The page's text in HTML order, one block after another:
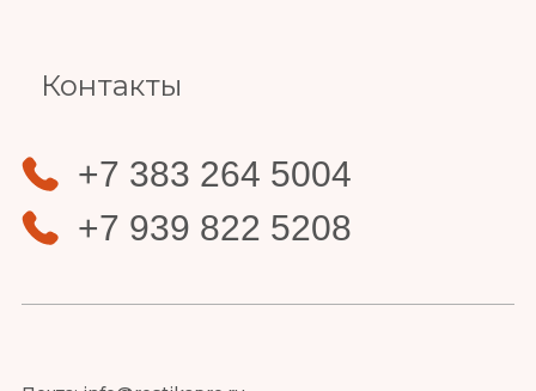
Контакты
+7 383 264 5004
+7 939 822 5208